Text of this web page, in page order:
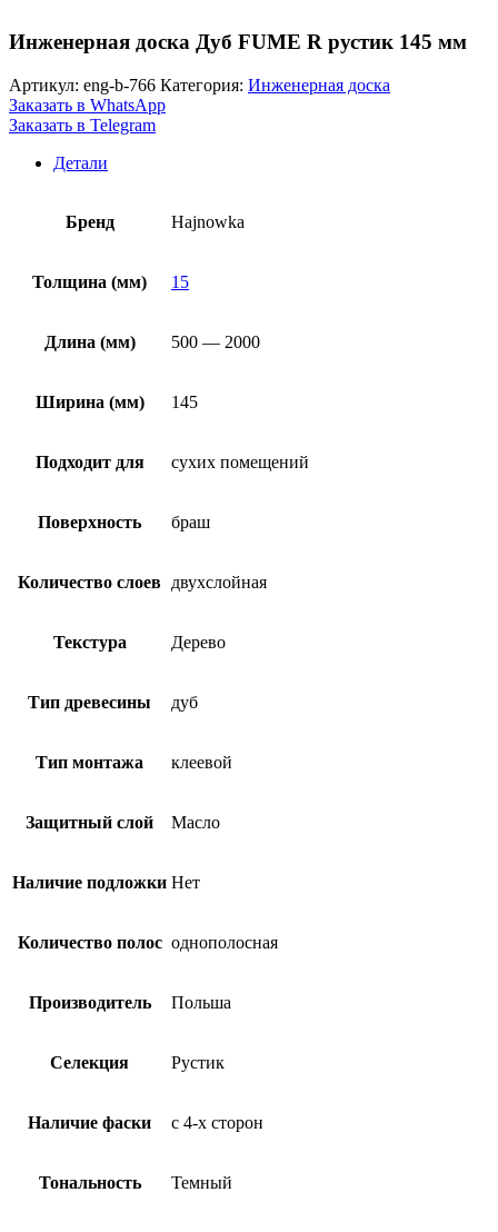
Инженерная доска Дуб FUME R рустик 145 мм
Артикул: eng-b-766 Категория: Инженерная доска
Заказать в WhatsApp
Заказать в Telegram
Детали
Бренд Hajnowka
Толщина (мм) 15
Длина (мм) 500 — 2000
Ширина (мм) 145
Подходит для сухих помещений
Поверхность браш
Количество слоев двухслойная
Текстура Дерево
Тип древесины дуб
Тип монтажа клеевой
Защитный слой Масло
Наличие подложки Нет
Количество полос однополосная
Производитель Польша
Селекция Рустик
Наличие фаски с 4-х сторон
Тональность Темный